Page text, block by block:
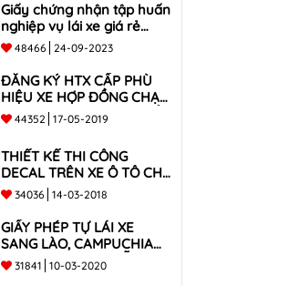
Giấy chứng nhận tập huấn
nghiệp vụ lái xe giá rẻ
toàn quốc
48466 24-09-2023
ĐĂNG KÝ HTX CẤP PHÙ
HIỆU XE HỢP ĐỒNG CHẠY
BECAR, GRABCAR GIÁ RẺ
NHẤT
44352 17-05-2019
THIẾT KẾ THI CÔNG
DECAL TRÊN XE Ô TÔ CHO
CÔNG TY
34036 14-03-2018
GIẤY PHÉP TỰ LÁI XE
SANG LÀO, CAMPUCHIA
CHO XE DƯỚI 9 CHỖ VÀ
XE BÁN TẢI
31841 10-03-2020